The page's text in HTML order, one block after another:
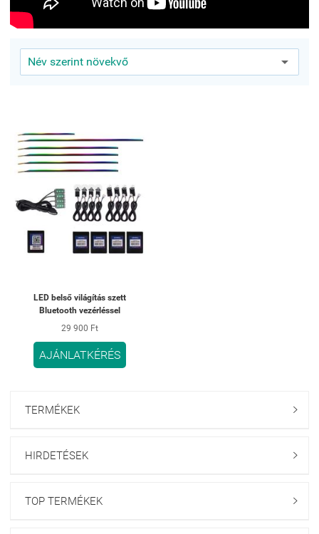
LED belső világítás szett
Bluetooth vezérléssel
29 900 Ft
AJÁNLATKÉRÉS
TERMÉKEK 
HIRDETÉSEK 
TOP TERMÉKEK 